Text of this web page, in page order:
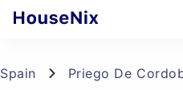
Spain Priego De